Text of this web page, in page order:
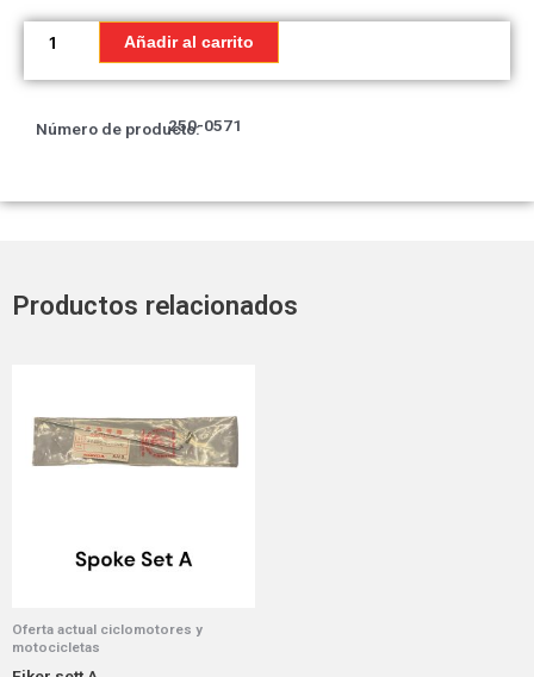
Etiqueta,
derecha
Co*TipoB.*
cantidad
Añadir al carrito
Número de producto:250-0571
Productos relacionados
Oferta actual ciclomotores y
motocicletas